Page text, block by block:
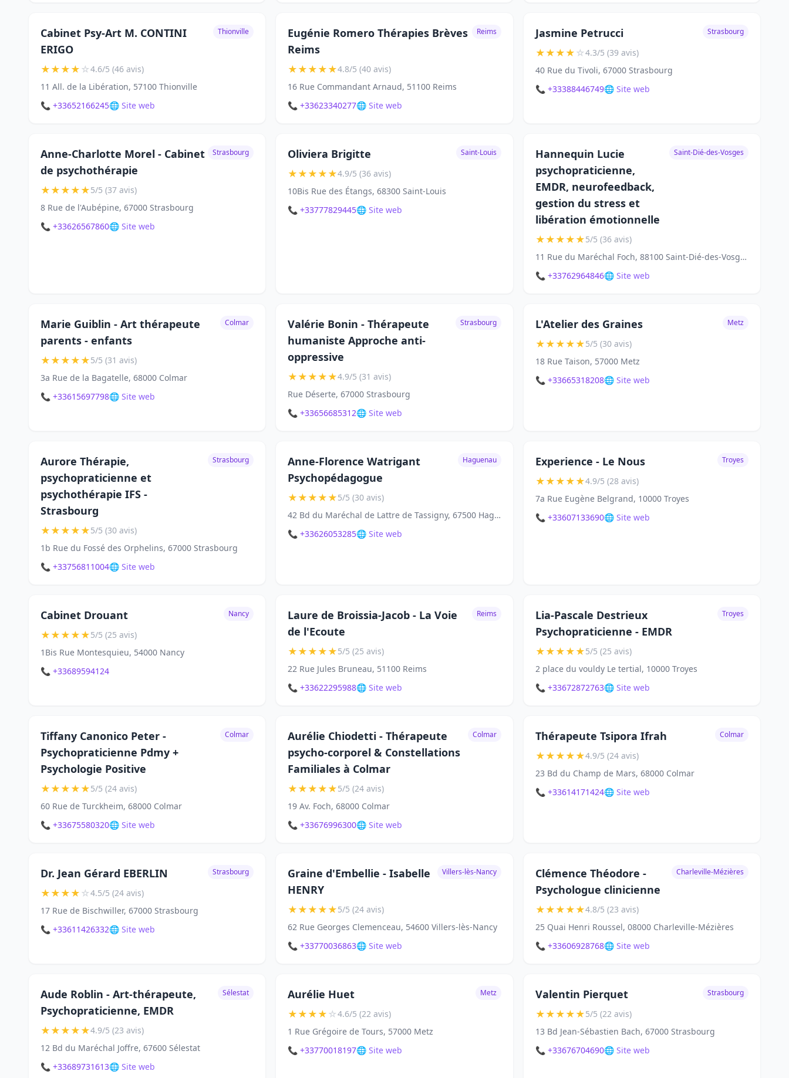
Cabinet Psy-Art M. CONTINI
ERIGO
Thionville
★★★★☆4.6/5 (46 avis)
11 All. de la Libération, 57100 Thionville
📞 +33652166245🌐 Site web
Eugénie Romero Thérapies Brèves
Reims
Reims
★★★★★4.8/5 (40 avis)
16 Rue Commandant Arnaud, 51100 Reims
📞 +33623340277🌐 Site web
Jasmine Petrucci Strasbourg
★★★★☆4.3/5 (39 avis)
40 Rue du Tivoli, 67000 Strasbourg
📞 +33388446749🌐 Site web
Anne-Charlotte Morel - Cabinet
de psychothérapie
Strasbourg
★★★★★5/5 (37 avis)
8 Rue de l'Aubépine, 67000 Strasbourg
📞 +33626567860🌐 Site web
Oliviera Brigitte Saint-Louis
★★★★★4.9/5 (36 avis)
10Bis Rue des Étangs, 68300 Saint-Louis
📞 +33777829445🌐 Site web
Hannequin Lucie
psychopraticienne,
EMDR, neurofeedback,
gestion du stress et
libération émotionnelle
Saint-Dié-des-Vosges
★★★★★5/5 (36 avis)
11 Rue du Maréchal Foch, 88100 Saint-Dié-des-Vosges
📞 +33762964846🌐 Site web
Marie Guiblin - Art thérapeute
parents - enfants
Colmar
★★★★★5/5 (31 avis)
3a Rue de la Bagatelle, 68000 Colmar
📞 +33615697798🌐 Site web
Valérie Bonin - Thérapeute
humaniste Approche anti-
oppressive
Strasbourg
★★★★★4.9/5 (31 avis)
Rue Déserte, 67000 Strasbourg
📞 +33656685312🌐 Site web
L'Atelier des Graines Metz
★★★★★5/5 (30 avis)
18 Rue Taison, 57000 Metz
📞 +33665318208🌐 Site web
Aurore Thérapie,
psychopraticienne et
psychothérapie IFS -
Strasbourg
Strasbourg
★★★★★5/5 (30 avis)
1b Rue du Fossé des Orphelins, 67000 Strasbourg
📞 +33756811004🌐 Site web
Anne-Florence Watrigant
Psychopédagogue
Haguenau
★★★★★5/5 (30 avis)
42 Bd du Maréchal de Lattre de Tassigny, 67500 Haguenau
📞 +33626053285🌐 Site web
Experience - Le Nous Troyes
★★★★★4.9/5 (28 avis)
7a Rue Eugène Belgrand, 10000 Troyes
📞 +33607133690🌐 Site web
Cabinet Drouant Nancy
★★★★★5/5 (25 avis)
1Bis Rue Montesquieu, 54000 Nancy
📞 +33689594124
Laure de Broissia-Jacob - La Voie
de l'Ecoute
Reims
★★★★★5/5 (25 avis)
22 Rue Jules Bruneau, 51100 Reims
📞 +33622295988🌐 Site web
Lia-Pascale Destrieux
Psychopraticienne - EMDR
Troyes
★★★★★5/5 (25 avis)
2 place du vouldy Le tertial, 10000 Troyes
📞 +33672872763🌐 Site web
Tiffany Canonico Peter -
Psychopraticienne Pdmy +
Psychologie Positive
Colmar
★★★★★5/5 (24 avis)
60 Rue de Turckheim, 68000 Colmar
📞 +33675580320🌐 Site web
Aurélie Chiodetti - Thérapeute
psycho-corporel & Constellations
Familiales à Colmar
Colmar
★★★★★5/5 (24 avis)
19 Av. Foch, 68000 Colmar
📞 +33676996300🌐 Site web
Thérapeute Tsipora Ifrah Colmar
★★★★★4.9/5 (24 avis)
23 Bd du Champ de Mars, 68000 Colmar
📞 +33614171424🌐 Site web
Dr. Jean Gérard EBERLIN Strasbourg
★★★★☆4.5/5 (24 avis)
17 Rue de Bischwiller, 67000 Strasbourg
📞 +33611426332🌐 Site web
Graine d'Embellie - Isabelle
HENRY
Villers-lès-Nancy
★★★★★5/5 (24 avis)
62 Rue Georges Clemenceau, 54600 Villers-lès-Nancy
📞 +33770036863🌐 Site web
Clémence Théodore -
Psychologue clinicienne
Charleville-Mézières
★★★★★4.8/5 (23 avis)
25 Quai Henri Roussel, 08000 Charleville-Mézières
📞 +33606928768🌐 Site web
Aude Roblin - Art-thérapeute,
Psychopraticienne, EMDR
Sélestat
★★★★★4.9/5 (23 avis)
12 Bd du Maréchal Joffre, 67600 Sélestat
📞 +33689731613🌐 Site web
Aurélie Huet Metz
★★★★☆4.6/5 (22 avis)
1 Rue Grégoire de Tours, 57000 Metz
📞 +33770018197🌐 Site web
Valentin Pierquet Strasbourg
★★★★★5/5 (22 avis)
13 Bd Jean-Sébastien Bach, 67000 Strasbourg
📞 +33676704690🌐 Site web